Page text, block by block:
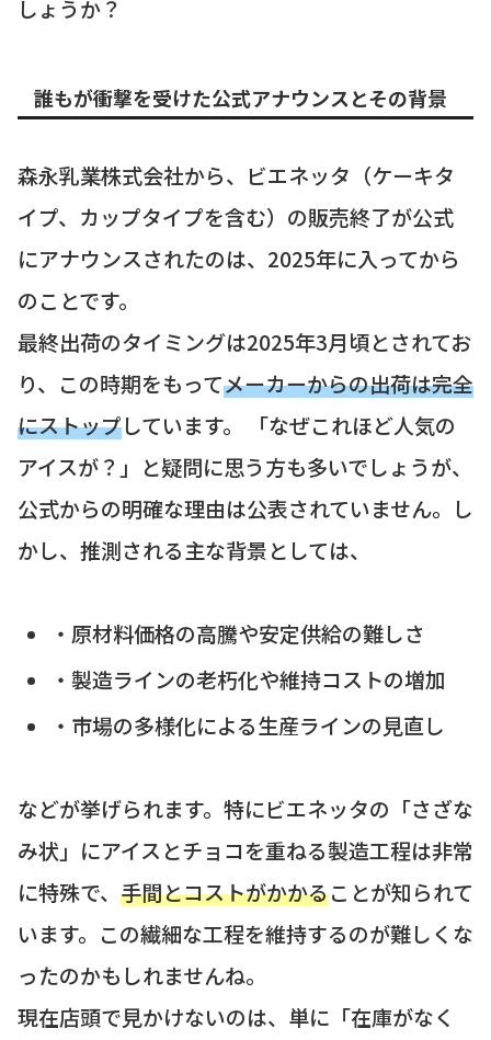
しょうか？
誰もが衝撃を受けた公式アナウンスとその背景
森永乳業株式会社から、ビエネッタ（ケーキタ
イプ、カップタイプを含む）の販売終了が公式
にアナウンスされたのは、2025年に入ってから
のことです。
最終出荷のタイミングは2025年3月頃とされてお
り、この時期をもってメーカーからの出荷は完全
にストップしています。 「なぜこれほど人気の
アイスが？」と疑問に思う方も多いでしょうが、
公式からの明確な理由は公表されていません。し
かし、推測される主な背景としては、
・原材料価格の高騰や安定供給の難しさ
・製造ラインの老朽化や維持コストの増加
・市場の多様化による生産ラインの見直し
などが挙げられます。特にビエネッタの「さざな
み状」にアイスとチョコを重ねる製造工程は非常
に特殊で、 手間とコストがかかることが知られて
います。この繊細な工程を維持するのが難しくな
ったのかもしれませんね。
現在店頭で見かけないのは、単に「在庫がなく